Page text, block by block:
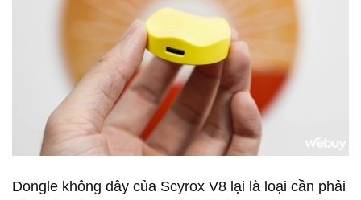
Dongle không dây của Scyrox V8 lại là loại cần phải